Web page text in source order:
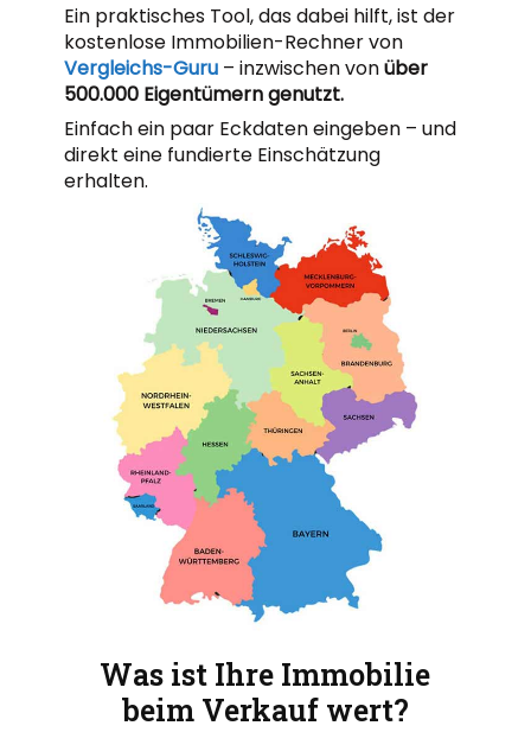
Ein praktisches Tool, das dabei hilft, ist der
kostenlose Immobilien-Rechner von
Vergleichs-Guru– inzwischen vonüber
500.000 Eigentümern genutzt.
Einfach ein paar Eckdaten eingeben – und
direkt eine fundierte Einschätzung
erhalten.
Was ist Ihre Immobilie
beim Verkauf wert?